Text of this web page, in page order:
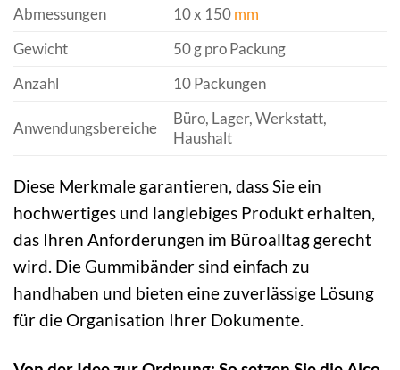
Abmessungen
10 x 150mm
Gewicht
50 g pro Packung
Anzahl
10 Packungen
Anwendungsbereiche
Büro, Lager, Werkstatt,
Haushalt
Diese Merkmale garantieren, dass Sie ein
hochwertiges und langlebiges Produkt erhalten,
das Ihren Anforderungen im Büroalltag gerecht
wird. Die Gummibänder sind einfach zu
handhaben und bieten eine zuverlässige Lösung
für die Organisation Ihrer Dokumente.